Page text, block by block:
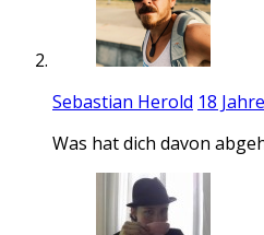
Sebastian Herold 18
Was hat dich davon